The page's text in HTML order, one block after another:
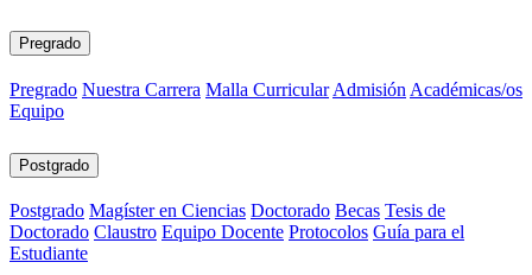
Pregrado
Pregrado Nuestra Carrera Malla Curricular Admisión Académicas/os
Equipo
Postgrado
Postgrado Magíster en Ciencias Doctorado Becas Tesis de
Doctorado Claustro Equipo Docente Protocolos Guía para el
Estudiante